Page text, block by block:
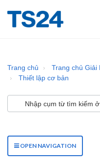
Trang chủ Trang chủ Giải
Thiết lập cơ bản
OPEN NAVIGATION